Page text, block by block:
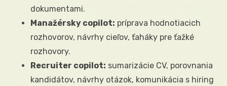
dokumentami.
Manažérsky copilot: príprava hodnotiacich
rozhovorov, návrhy cieľov, ťaháky pre ťažké
rozhovory.
Recruiter copilot: sumarizácie CV, porovnania
kandidátov, návrhy otázok, komunikácia s hiring